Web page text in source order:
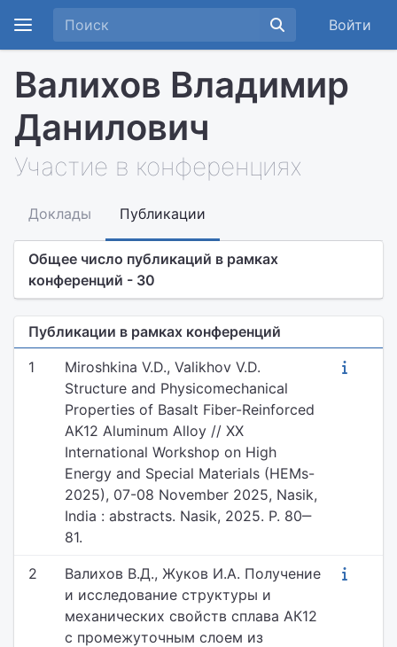
Войти
Валихов Владимир
Данилович
Участие в конференциях
Доклады Публикации
Общее число публикаций в рамках
конференций - 30
Публикации в рамках конференций
1
Miroshkina V.D., Valikhov V.D.
Structure and Physicomechanical
Properties of Basalt Fiber-Reinforced
AK12 Aluminum Alloy // XX
International Workshop on High
Energy and Special Materials (HEMs-
2025), 07-08 November 2025, Nasik,
India : abstracts. Nasik, 2025. P. 80‒
81.
2
Валихов В.Д., Жуков И.А. Получение
и исследование структуры и
механических свойств сплава АК12
с промежуточным слоем из